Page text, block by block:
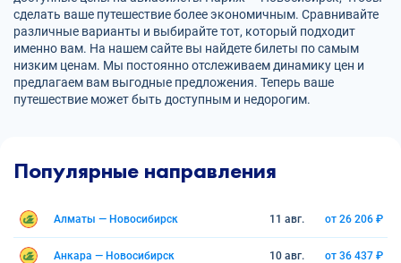
сделать ваше путешествие более экономичным. Сравнивайте
различные варианты и выбирайте тот, который подходит
именно вам. На нашем сайте вы найдете билеты по самым
низким ценам. Мы постоянно отслеживаем динамику цен и
предлагаем вам выгодные предложения. Теперь ваше
путешествие может быть доступным и недорогим.
Популярные направления
Алматы — Новосибирск 11 авг. от 26 206 ₽
Анкара — Новосибирск 10 авг. от 36 437 ₽